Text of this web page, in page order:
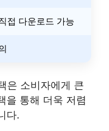
접 다운로드 가능
은 소비자에게 큰
을 통해 더욱 저렴
다.